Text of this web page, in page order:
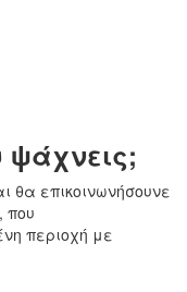
ψάχνεις;
θα επικοινωνήσουνε
που
περιοχή με